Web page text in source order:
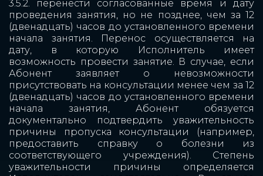
3.5.2. перенести согласованные время и дату
проведения занятия, но не позднее, чем за 12
(двенадцать) часов до установленного времени
начала занятия. Перенос осуществляется на
дату, в которую Исполнитель имеет
возможность провести занятие. В случае, если
Абонент заявляет о невозможности
присутствовать на консультации менее чем за 12
(двенадцать) часов до установленного времени
начала занятия, Абонент обязуется
документально подтвердить уважительность
причины пропуска консультации (например,
предоставить справку о болезни из
соответствующего учреждения). Степень
уважительности причины определяется